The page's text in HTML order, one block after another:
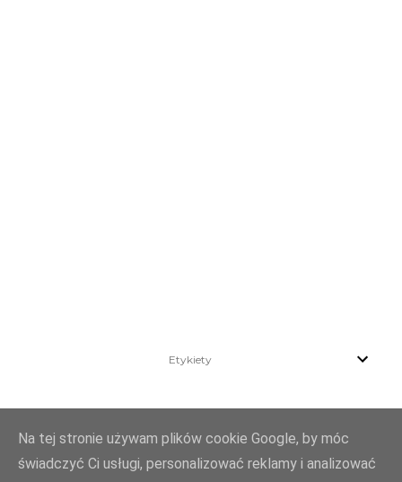
Etykiety
Obsługiwane przez usługę Blogger
Na tej stronie używam plików cookie Google, by móc
świadczyć Ci usługi, personalizować reklamy i analizować